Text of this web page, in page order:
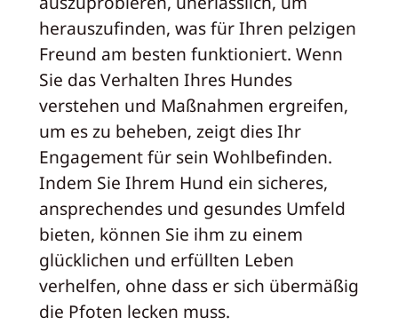
herauszufinden, was für Ihren pelzigen
Freund am besten funktioniert. Wenn
Sie das Verhalten Ihres Hundes
verstehen und Maßnahmen ergreifen,
um es zu beheben, zeigt dies Ihr
Engagement für sein Wohlbefinden.
Indem Sie Ihrem Hund ein sicheres,
ansprechendes und gesundes Umfeld
bieten, können Sie ihm zu einem
glücklichen und erfüllten Leben
verhelfen, ohne dass er sich übermäßig
die Pfoten lecken muss.